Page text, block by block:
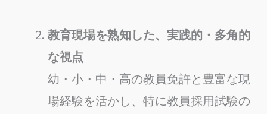
教育現場を熟知した、実践的・多角的
な視点
幼・小・中・高の教員免許と豊富な現
場経験を活かし、特に教員採用試験の